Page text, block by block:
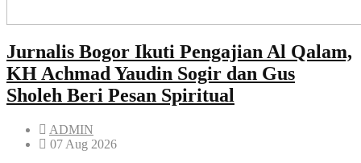
Jurnalis Bogor Ikuti Pengajian Al Qalam,
KH Achmad Yaudin Sogir dan Gus
Sholeh Beri Pesan Spiritual
ADMIN
07 Aug 2026